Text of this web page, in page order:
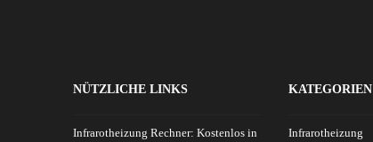
NÜTZLICHE LINKS
Infrarotheizung Rechner: Kostenlos in
KATEGORIEN
Infrarotheizung